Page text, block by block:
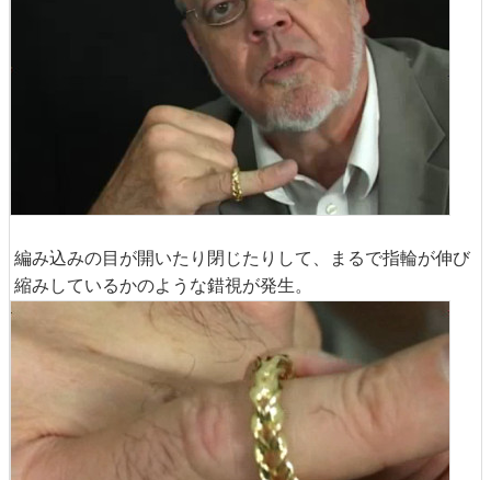
編み込みの目が開いたり閉じたりして、まるで指輪が伸び
縮みしているかのような錯視が発生。